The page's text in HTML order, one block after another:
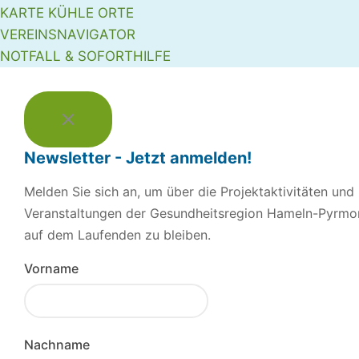
KARTE KÜHLE ORTE
VEREINSNAVIGATOR
NOTFALL & SOFORTHILFE
Newsletter - Jetzt anmelden!
Melden Sie sich an, um über die Projektaktivitäten und
Veranstaltungen der Gesundheitsregion Hameln-
auf dem Laufenden zu bleiben.
Vorname
Nachname